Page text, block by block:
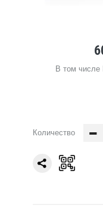
В том числе
Количество -